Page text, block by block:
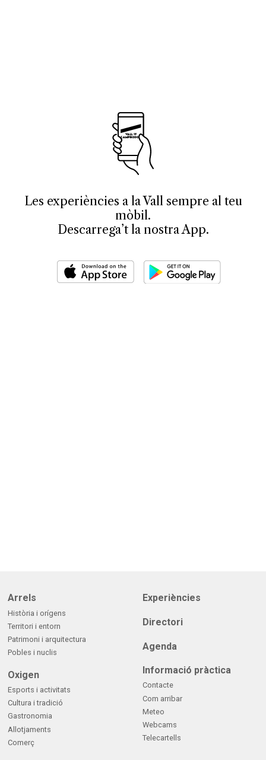
Les experiències a la Vall sempre al teu
mòbil.
Descarrega’t la nostra App.
Arrels
Història i orígens
Territori i entorn
Patrimoni i arquitectura
Pobles i nuclis
Oxigen
Esports i activitats
Cultura i tradició
Gastronomia
Allotjaments
Comerç
Experiències
Directori
Agenda
Informació pràctica
Contacte
Com arribar
Meteo
Webcams
Telecartells